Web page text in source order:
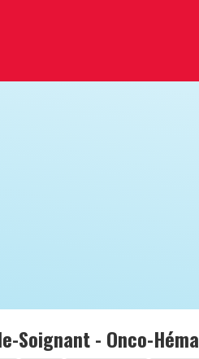
Soignant - Onco-